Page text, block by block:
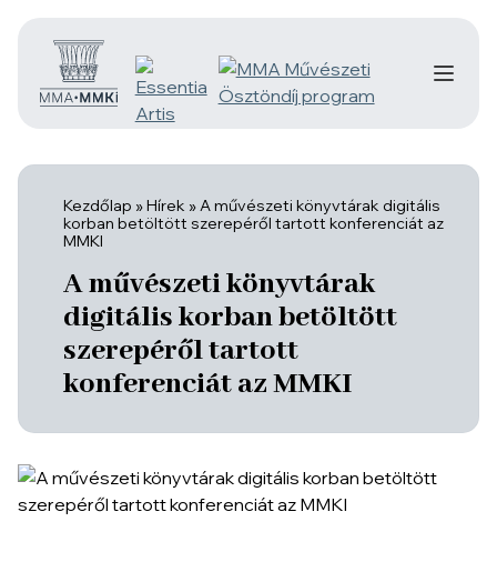
Kezdőlap »Hírek »A művészeti könyvtárak digitális
korban betöltött szerepéről tartott konferenciát az
MMKI
A művészeti könyvtárak
digitális korban betöltött
szerepéről tartott
konferenciát az MMKI